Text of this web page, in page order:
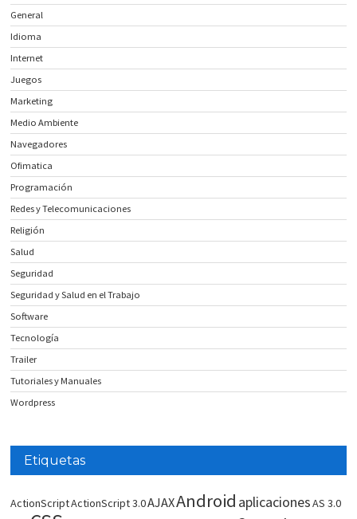
General
Idioma
Internet
Juegos
Marketing
Medio Ambiente
Navegadores
Ofimatica
Programación
Redes y Telecomunicaciones
Religión
Salud
Seguridad
Seguridad y Salud en el Trabajo
Software
Tecnología
Trailer
Tutoriales y Manuales
Wordpress
Etiquetas
ActionScriptActionScript 3.0AJAXAndroid aplicacionesAS 3.0